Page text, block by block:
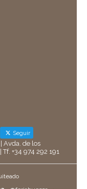
Seguir
Avda. de los
+34 974 292 191